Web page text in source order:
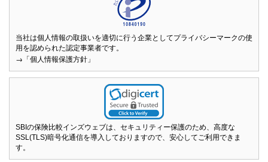
当社は個人情報の取扱いを適切に行う企業としてプライバシーマークの使
用を認められた認定事業者です。
→「個人情報保護方針」
SBIの保険比較インズウェブは、セキュリティー保護のため、高度な
SSL(TLS)暗号化通信を導入しておりますので、安心してご利用できま
す。